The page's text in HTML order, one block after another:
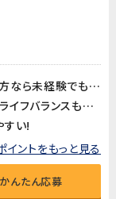
有資格者はもちろん、機械いじりが好きな方なら未経験でもOK!先輩社員が丁寧にサポートします
《日勤×土日祝休×長期連休あり》ワークライフバランスも取りやすい♪
すい!
イントをもっと見る
かんたん応募